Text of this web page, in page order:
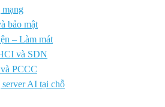
bảo mật
– Làm mát
và SDN
PCCC
AI tại chỗ